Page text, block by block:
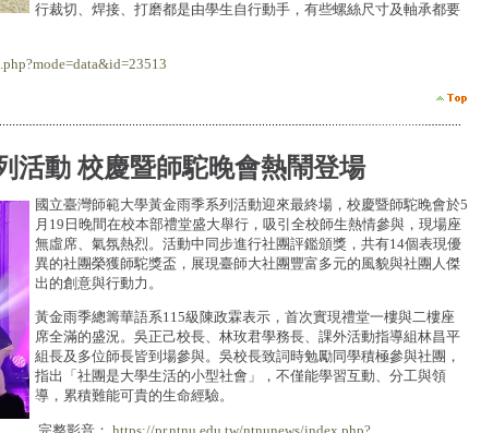
行裁切、焊接、打磨都是由學生自行動手，有些螺絲尺寸及軸承都要
活動 校慶暨師駝晚會熱鬧登場
國立臺灣師範大學黃金雨季系列活動迎來最終場，校慶暨師駝晚會於5
月19日晚間在校本部禮堂盛大舉行，吸引全校師生熱情參與，現場座
無虛席、氣氛熱烈。活動中同步進行社團評鑑頒獎，共有14個表現優
異的社團榮獲師駝獎盃，展現臺師大社團豐富多元的風貌與社團人傑
出的創意與行動力。
黃金雨季總籌華語系115級陳政霖表示，首次實現禮堂一樓與二樓座
席全滿的盛況。吳正己校長、林玫君學務長、課外活動指導組林昌平
組長及多位師長皆到場參與。吳校長致詞時勉勵同學積極參與社團，
指出「社團是大學生活的小型社會」，不僅能學習互動、分工與領
導，累積難能可貴的生命經驗。